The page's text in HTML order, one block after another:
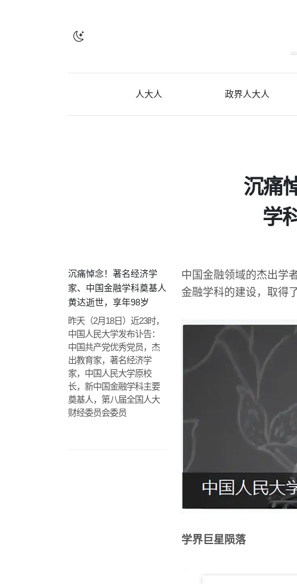
人大人 政界人大人
沉痛
学
沉痛悼念！著名经济学
家、中国金融学科奠基人
黄达逝世，享年98岁
昨天（2月18日）近23时，
中国人民大学发布讣告：
中国共产党优秀党员，杰
出教育家，著名经济学
家，中国人民大学原校
长，新中国金融学科主要
奠基人，第八届全国人大
财经委员会委员
中国金融领域的杰出学
金融学科的建设，取得
学界巨星陨落